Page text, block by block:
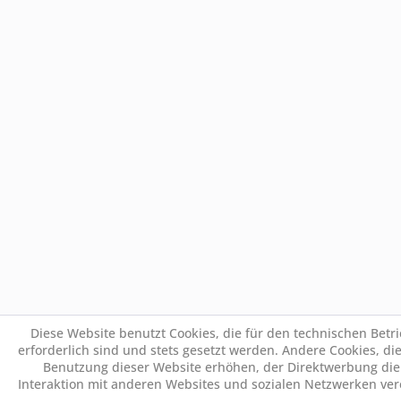
Diese Website benutzt Cookies, die für den technischen
erforderlich sind und stets gesetzt werden. Andere Cookies,
Benutzung dieser Website erhöhen, der Direktwerbung
Interaktion mit anderen Websites und sozialen Netzwerken